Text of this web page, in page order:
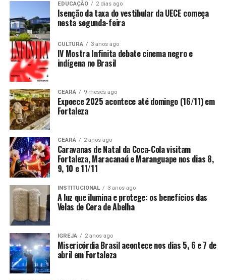
EDUCAÇÃO 2 dias ago
Isenção da taxa do vestibular da UECE começa
nesta segunda-feira
CULTURA 3 anos ago
IV Mostra Infinita debate cinema negro e
indígena no Brasil
CEARÁ 9 meses ago
Expoece 2025 acontece até domingo (16/11) em
Fortaleza
CEARÁ 2 anos ago
Caravanas de Natal da Coca-Cola visitam
Fortaleza, Maracanaú e Maranguape nos dias 8,
9, 10 e 11/11
INSTITUCIONAL 3 anos ago
A luz que ilumina e protege: os benefícios das
Velas de Cera de Abelha
IGREJA 2 anos ago
Misericórdia Brasil acontece nos dias 5, 6 e 7 de
abril em Fortaleza